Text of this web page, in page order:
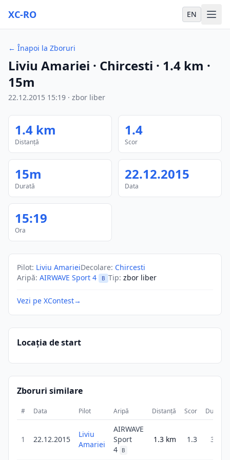
XC-RO EN
← Înapoi la Zboruri
Liviu Amariei · Chircesti · 1.4 km ·
15m
22.12.2015 15:19 · zbor liber
1.4 km
Distanță
1.4
Scor
15m
Durată
22.12.2015
Data
15:19
Ora
Pilot: Liviu AmarieiDecolare: Chircesti
Aripă: AIRWAVE Sport 4 B Tip: zbor liber
Vezi pe XContest→
Locația de start
Zboruri similare
# Data Pilot Aripă Distanță Scor Durată
1 22.12.2015
Liviu
Amariei
AIRWAVE
Sport
4
B
1.3 km 1.3 32m